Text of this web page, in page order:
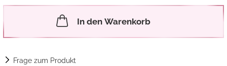
In den Warenkorb
Frage zum Produkt